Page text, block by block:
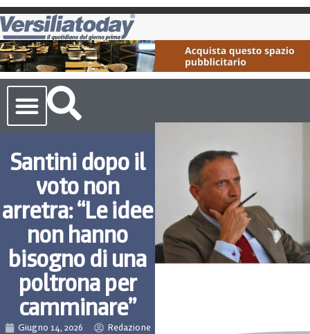
Santini dopo il
voto non
arretra: “Le idee
non hanno
bisogno di una
poltrona per
camminare”
Giugno 14, 2026 Redazione